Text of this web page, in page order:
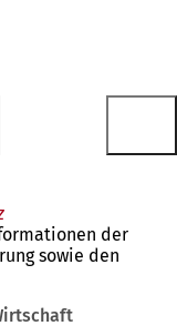
der
sowie den